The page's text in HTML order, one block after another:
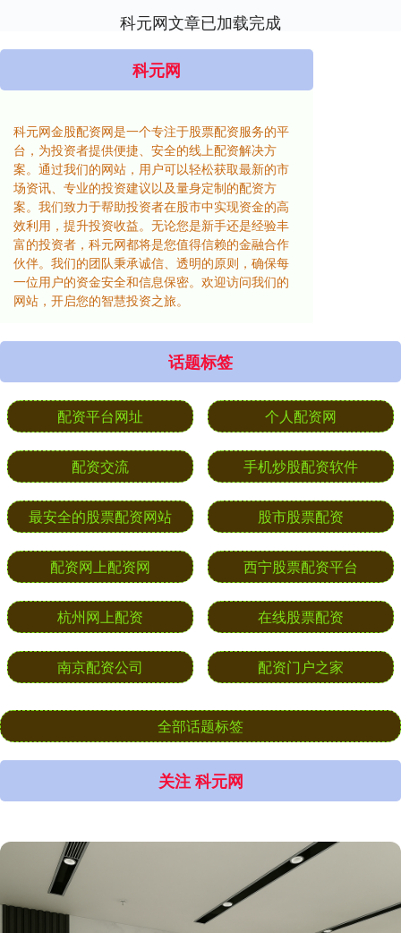
科元网文章已加载完成
科元网
科元网金股配资网是一个专注于股票配资服务的平
台，为投资者提供便捷、安全的线上配资解决方
案。通过我们的网站，用户可以轻松获取最新的市
场资讯、专业的投资建议以及量身定制的配资方
案。我们致力于帮助投资者在股市中实现资金的高
效利用，提升投资收益。无论您是新手还是经验丰
富的投资者，科元网都将是您值得信赖的金融合作
伙伴。我们的团队秉承诚信、透明的原则，确保每
一位用户的资金安全和信息保密。欢迎访问我们的
网站，开启您的智慧投资之旅。
话题标签
配资平台网址 个人配资网
配资交流 手机炒股配资软件
最安全的股票配资网站 股市股票配资
配资网上配资网 西宁股票配资平台
杭州网上配资 在线股票配资
南京配资公司 配资门户之家
全部话题标签
关注 科元网